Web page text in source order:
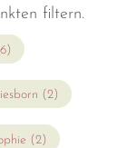
filtern.
(2)
(2)